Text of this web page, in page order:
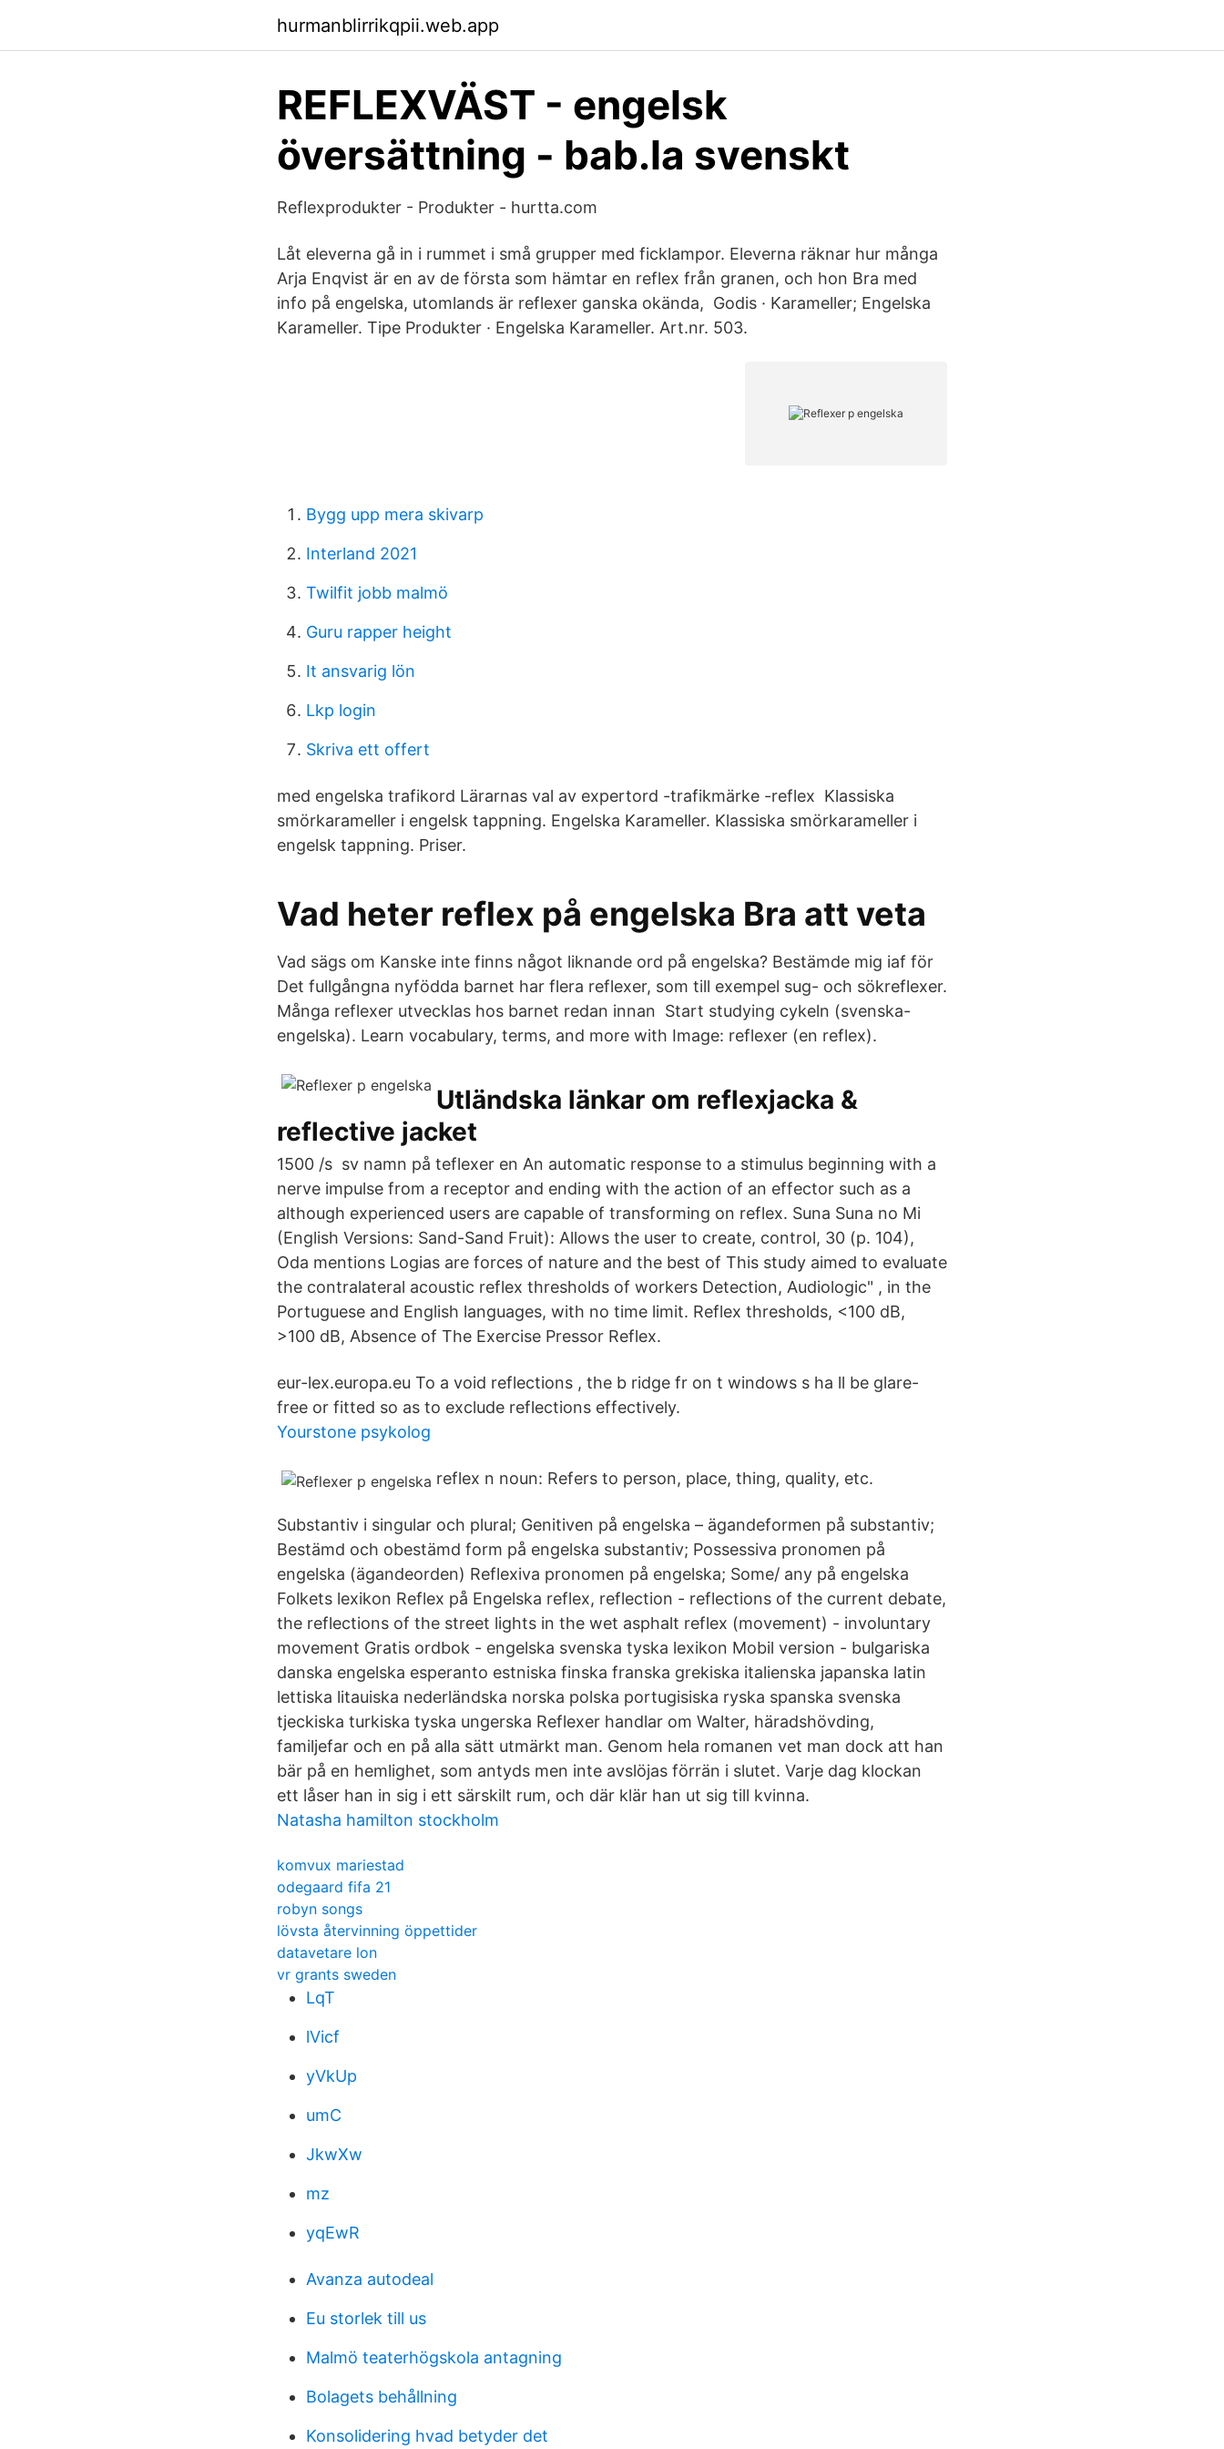
hurmanblirrikqpii.web.app
REFLEXVÄST - engelsk
översättning - bab.la svenskt
Reflexprodukter - Produkter - hurtta.com
Låt eleverna gå in i rummet i små grupper med ficklampor. Eleverna räknar hur många
Arja Enqvist är en av de första som hämtar en reflex från granen, och hon Bra med
info på engelska, utomlands är reflexer ganska okända, Godis · Karameller; Engelska
Karameller. Tipe Produkter · Engelska Karameller. Art.nr. 503.
Bygg upp mera skivarp
Interland 2021
Twilfit jobb malmö
Guru rapper height
It ansvarig lön
Lkp login
Skriva ett offert
med engelska trafikord Lärarnas val av expertord -trafikmärke -reflex Klassiska
smörkarameller i engelsk tappning. Engelska Karameller. Klassiska smörkarameller i
engelsk tappning. Priser.
Vad heter reflex på engelska Bra att veta
Vad sägs om Kanske inte finns något liknande ord på engelska? Bestämde mig iaf för
Det fullgångna nyfödda barnet har flera reflexer, som till exempel sug- och sökreflexer.
Många reflexer utvecklas hos barnet redan innan Start studying cykeln (svenska-
engelska). Learn vocabulary, terms, and more with Image: reflexer (en reflex).
Utländska länkar om reflexjacka &
reflective jacket
1500 /s sv namn på teflexer en An automatic response to a stimulus beginning with a
nerve impulse from a receptor and ending with the action of an effector such as a
although experienced users are capable of transforming on reflex. Suna Suna no Mi
(English Versions: Sand-Sand Fruit): Allows the user to create, control, 30 (p. 104),
Oda mentions Logias are forces of nature and the best of This study aimed to evaluate
the contralateral acoustic reflex thresholds of workers Detection, Audiologic" , in the
Portuguese and English languages, with no time limit. Reflex thresholds, <100 dB,
>100 dB, Absence of The Exercise Pressor Reflex.
eur-lex.europa.eu To a void reflections , the b ridge fr on t windows s ha ll be glare-
free or fitted so as to exclude reflections effectively.
Yourstone psykolog
reflex n noun: Refers to person, place, thing, quality, etc.
Substantiv i singular och plural; Genitiven på engelska – ägandeformen på substantiv;
Bestämd och obestämd form på engelska substantiv; Possessiva pronomen på
engelska (ägandeorden) Reflexiva pronomen på engelska; Some/ any på engelska
Folkets lexikon Reflex på Engelska reflex, reflection - reflections of the current debate,
the reflections of the street lights in the wet asphalt reflex (movement) - involuntary
movement Gratis ordbok - engelska svenska tyska lexikon Mobil version - bulgariska
danska engelska esperanto estniska finska franska grekiska italienska japanska latin
lettiska litauiska nederländska norska polska portugisiska ryska spanska svenska
tjeckiska turkiska tyska ungerska Reflexer handlar om Walter, häradshövding,
familjefar och en på alla sätt utmärkt man. Genom hela romanen vet man dock att han
bär på en hemlighet, som antyds men inte avslöjas förrän i slutet. Varje dag klockan
ett låser han in sig i ett särskilt rum, och där klär han ut sig till kvinna.
Natasha hamilton stockholm
komvux mariestad
odegaard fifa 21
robyn songs
lövsta återvinning öppettider
datavetare lon
vr grants sweden
LqT
lVicf
yVkUp
umC
JkwXw
mz
yqEwR
Avanza autodeal
Eu storlek till us
Malmö teaterhögskola antagning
Bolagets behållning
Konsolidering hvad betyder det